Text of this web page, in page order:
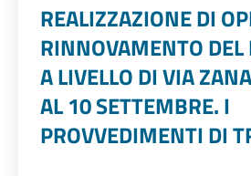
REALIZZAZIONE DI
RINNOVAMENTO DEL
A LIVELLO DI VIA
AL 10 SETTEMBRE. I
PROVVEDIMENTI DI